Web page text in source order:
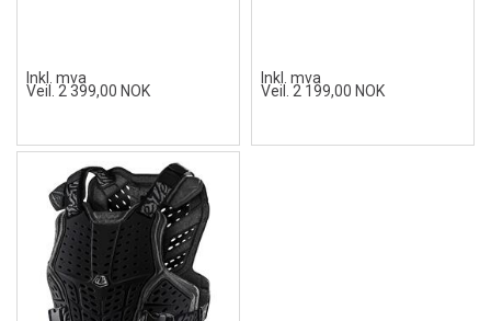
Inkl. mva
Veil. 2 399,00 NOK
Inkl. mva
Veil. 2 199,00 NOK